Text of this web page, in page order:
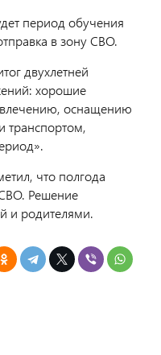
период обучения
в зону СВО.
двухлетней
хорошие
оснащению
транспортом,
что полгода
Решение
и родителями.